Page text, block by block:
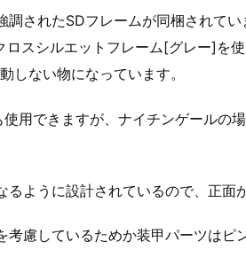
されたSDフレームが同梱されてい
スシルエットフレーム[グレー]を
しない物になっています。
用できますが、ナイチンゲールの
ように設計されているので、正面
慮しているためか装甲パーツはピ